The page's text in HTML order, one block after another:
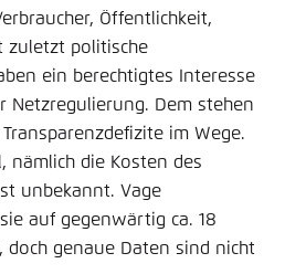
Öffentlichkeit,
zuletzt politische
ein berechtigtes Interesse
Netzregulierung. Dem stehen
im Wege.
nämlich die Kosten des
unbekannt. Vage
auf gegenwärtig ca. 18
doch genaue Daten sind nicht
Anmelden
Noch kein Benutzerkonto?
für diese Webseite im Browser
Übernehmen